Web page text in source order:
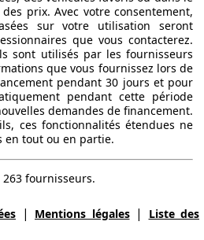
221 KW Ø
prix. Avec votre consentement,
sur votre utilisation seront
que vous contacterez.
sont utilisés par les fournisseurs
que vous fournissez lors de
pendant 30 jours et pour
pendant cette période
demandes de financement.
ces fonctionnalités étendues ne
en tout ou en partie.
fournisseurs.
| Mentions légales|
Liste des